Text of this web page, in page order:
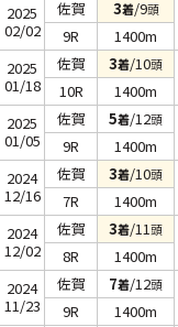
2025
02/02
佐賀 3着/9頭
9R
1400m
2025
01/18
佐賀 3着/10頭
10R
1400m
2025
01/05
佐賀 5着/12頭
9R
1400m
2024
12/16
佐賀 3着/10頭
7R
1400m
2024
12/02
佐賀 3着/11頭
8R
1400m
2024
11/23
佐賀 7着/12頭
9R
1400m